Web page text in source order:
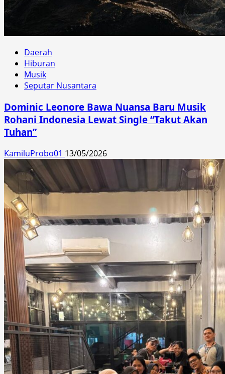
Daerah
Hiburan
Musik
Seputar Nusantara
Dominic Leonore Bawa Nuansa Baru Musik
Rohani Indonesia Lewat Single “Takut Akan
Tuhan”
KamiluProbo01 13/05/2026